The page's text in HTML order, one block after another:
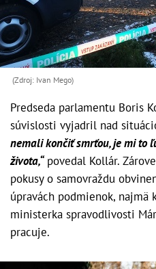
(Zdroj: Ivan Mego)
Predseda parlamentu Boris
súvislosti vyjadril nad
nemali končiť smrťou, je mi to
života,“povedal Kollár.
pokusy o samovraždu
úpravách podmienok, najmä
ministerka spravodlivosti
pracuje.